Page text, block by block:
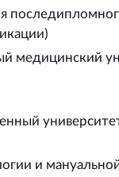
медицинский
и